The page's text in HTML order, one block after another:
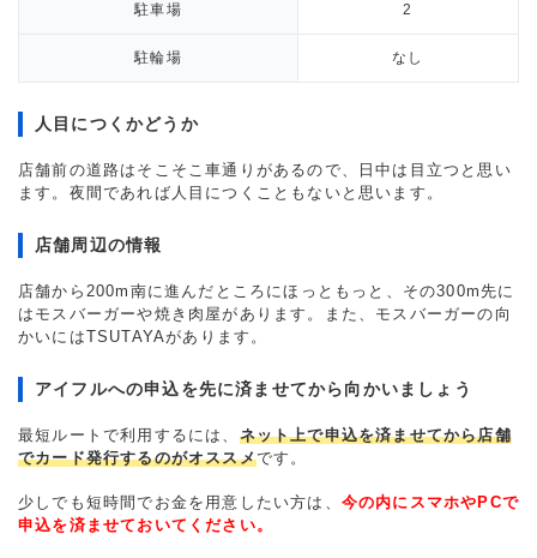
駐車場 2
駐輪場 なし
人目につくかどうか
店舗前の道路はそこそこ車通りがあるので、日中は目立つと思い
ます。夜間であれば人目につくこともないと思います。
店舗周辺の情報
店舗から200m南に進んだところにほっともっと、その300m先に
はモスバーガーや焼き肉屋があります。また、モスバーガーの向
かいにはTSUTAYAがあります。
アイフルへの申込を先に済ませてから向かいましょう
最短ルートで利用するには、 ネット上で申込を済ませてから店舗
でカード発行するのがオススメです。
少しでも短時間でお金を用意したい方は、 今の内にスマホやPCで
申込を済ませておいてください。